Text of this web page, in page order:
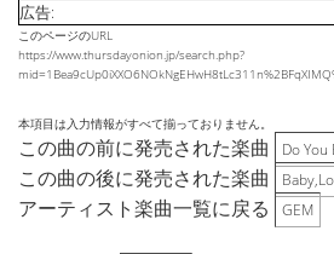
広告:
このページのURL
https://www.thursdayonion.jp/search.php?
本項目は入力情報がすべて揃っておりません。
この曲の前に発売された楽曲 Do You
この曲の後に発売された楽曲
アーティスト楽曲一覧に戻る
GEM